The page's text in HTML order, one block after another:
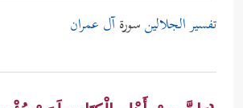
تفسير الجلالينسورةآل عمران